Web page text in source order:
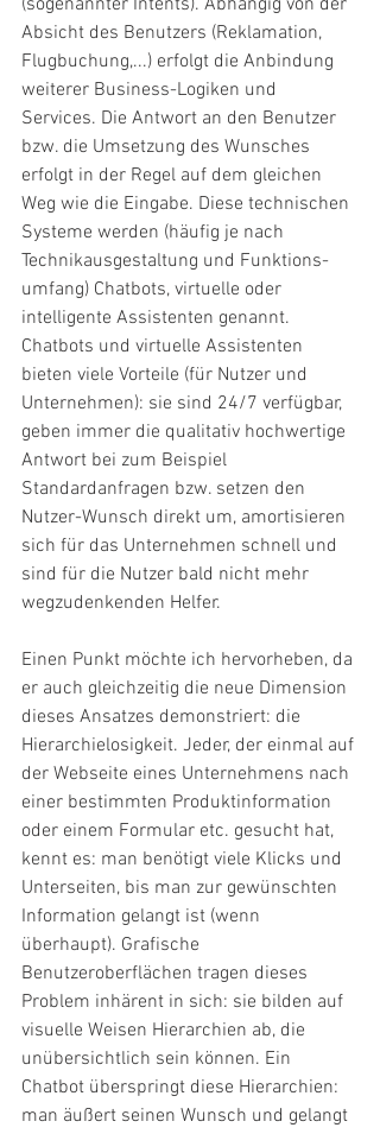
(sogenannter Intents). Abhängig von der
Absicht des Benutzers (Reklamation,
Flugbuchung,...) erfolgt die Anbindung
weiterer Business-Logiken und
Services. Die Antwort an den Benutzer
bzw. die Umsetzung des Wunsches
erfolgt in der Regel auf dem gleichen
Weg wie die Eingabe. Diese technischen
Systeme werden (häufig je nach
Technikausgestaltung und Funktions-
umfang) Chatbots, virtuelle oder
intelligente Assistenten genannt.
Chatbots und virtuelle Assistenten
bieten viele Vorteile (für Nutzer und
Unternehmen): sie sind 24/7 verfügbar,
geben immer die qualitativ hochwertige
Antwort bei zum Beispiel
Standardanfragen bzw. setzen den
Nutzer-Wunsch direkt um, amortisieren
sich für das Unternehmen schnell und
sind für die Nutzer bald nicht mehr
wegzudenkenden Helfer.
Einen Punkt möchte ich hervorheben, da
er auch gleichzeitig die neue Dimension
dieses Ansatzes demonstriert: die
Hierarchielosigkeit. Jeder, der einmal auf
der Webseite eines Unternehmens nach
einer bestimmten Produktinformation
oder einem Formular etc. gesucht hat,
kennt es: man benötigt viele Klicks und
Unterseiten, bis man zur gewünschten
Information gelangt ist (wenn
überhaupt). Grafische
Benutzeroberflächen tragen dieses
Problem inhärent in sich: sie bilden auf
visuelle Weisen Hierarchien ab, die
unübersichtlich sein können. Ein
Chatbot überspringt diese Hierarchien:
man äußert seinen Wunsch und gelangt